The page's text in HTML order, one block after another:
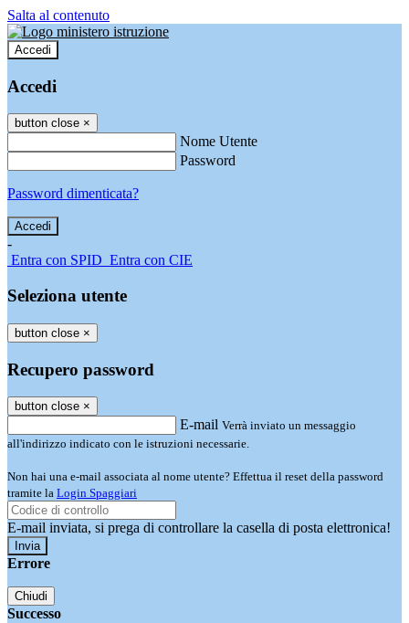
Salta al contenuto
Accedi
Accedi
button close ×
Nome Utente
Password
Password dimenticata?
-
Entra con SPID Entra con CIE
Seleziona utente
button close ×
Recupero password
button close ×
E-mail Verrà inviato un messaggio
all'indirizzo indicato con le istruzioni necessarie.
Non hai una e-mail associata al nome utente? Effettua il reset della password
tramite la Login Spaggiari
E-mail inviata, si prega di controllare la casella di posta elettronica!
Errore
Chiudi
Successo